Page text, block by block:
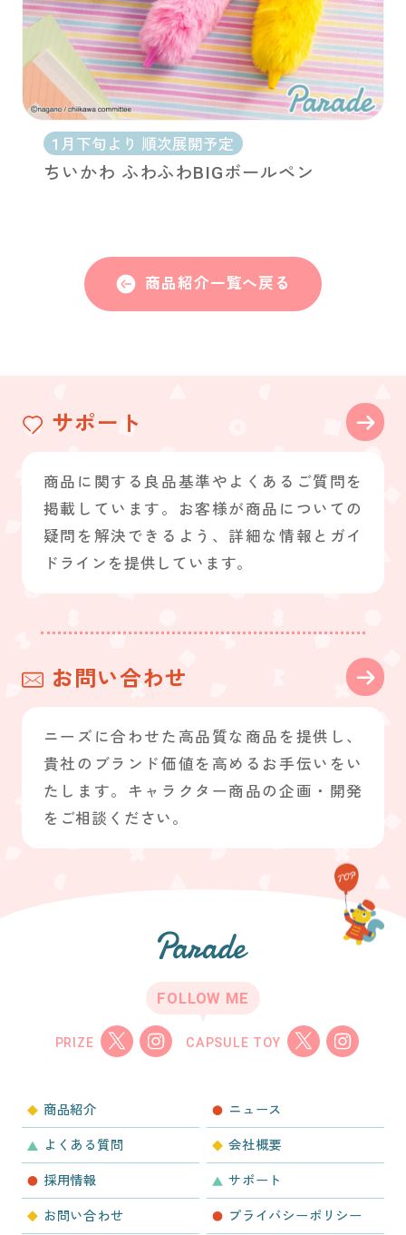
1月下旬より 順次展開予定
ちいかわ ふわふわBIGボールペン
商品紹介一覧へ戻る
サポート
商品に関する良品基準やよくあるご質問を
掲載しています。お客様が商品についての
疑問を解決できるよう、詳細な情報とガイ
ドラインを提供しています。
お問い合わせ
ニーズに合わせた高品質な商品を提供し、
貴社のブランド価値を高めるお手伝いをい
たします。キャラクター商品の企画・開発
をご相談ください。
FOLLOW ME
PRIZE CAPSULE TOY
商品紹介 ニュース
よくある質問 会社概要
採用情報 サポート
お問い合わせ プライバシーポリシー